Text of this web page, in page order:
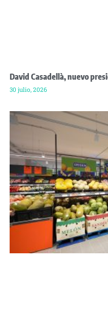
David Casadellà, nuevo
30 julio, 2026